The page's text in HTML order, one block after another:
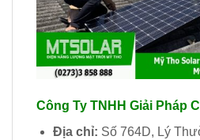
Công Ty TNHH Giải Pháp
Địa chỉ: Số 764D, Lý